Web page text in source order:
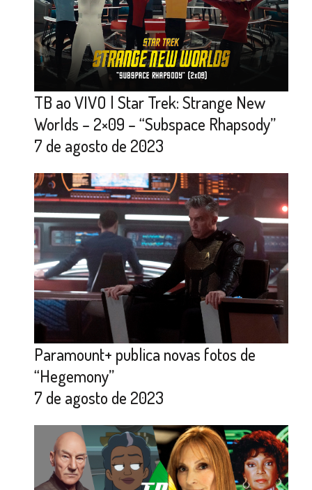
TB ao VIVO | Star Trek: Strange New
Worlds – 2×09 – “Subspace Rhapsody”
7 de agosto de 2023
Paramount+ publica novas fotos de
“Hegemony”
7 de agosto de 2023